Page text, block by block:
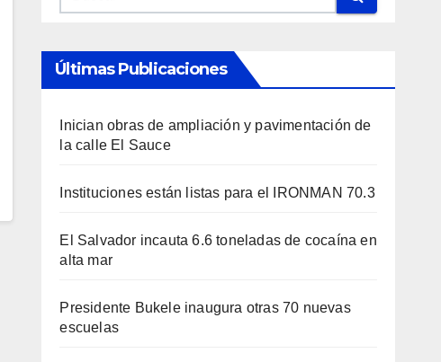
Últimas Publicaciones
Inician obras de ampliación y pavimentación de
la calle El Sauce
Instituciones están listas para el IRONMAN 70.3
El Salvador incauta 6.6 toneladas de cocaína en
alta mar
Presidente Bukele inaugura otras 70 nuevas
escuelas